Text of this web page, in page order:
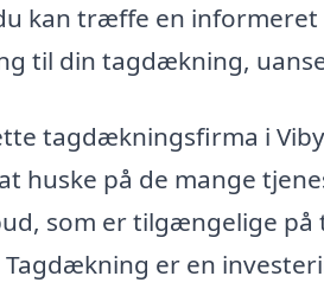
kan træffe en
til din tagdækning,
tagdækningsfirma i
huske på de mange
som er tilgængelige
er en